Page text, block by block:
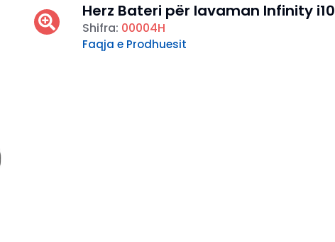
Herz Bateri për lavaman Infinity i10
Shifra: 00004H
Faqja e Prodhuesit